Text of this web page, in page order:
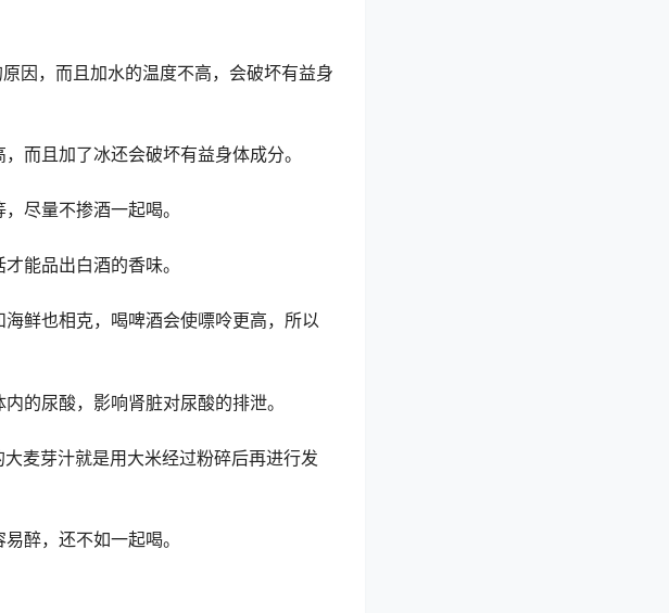
因，而且加水的温度不高，会破坏有益身
而且加了冰还会破坏有益身体成分。
尽量不掺酒一起喝。
能品出白酒的香味。
鲜也相克，喝啤酒会使嘌呤更高，所以
的尿酸，影响肾脏对尿酸的排泄。
麦芽汁就是用大米经过粉碎后再进行发
醉，还不如一起喝。